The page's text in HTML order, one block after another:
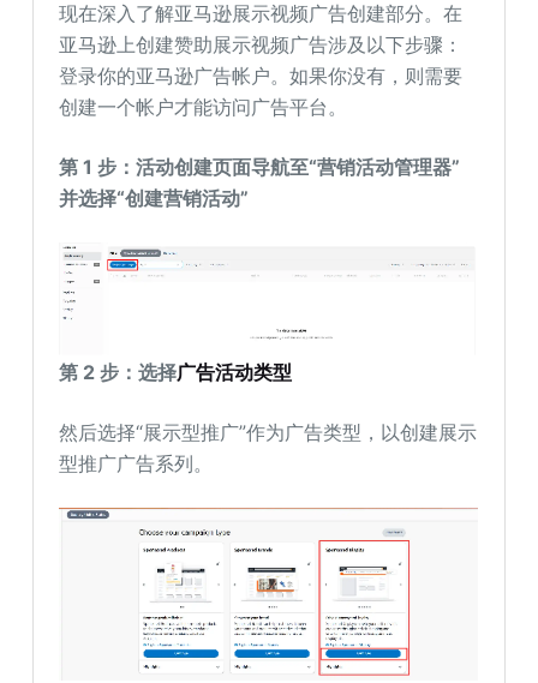
现在深入了解亚马逊展示视频广告创建部分。在
亚马逊上创建赞助展示视频广告涉及以下步骤：
登录你的亚马逊广告帐户。如果你没有，则需要
创建一个帐户才能访问广告平台。
第 1 步：活动创建页面导航至“营销活动管理器”
并选择“创建营销活动”
第 2 步：选择广告活动类型
然后选择“展示型推广”作为广告类型，以创建展示
型推广广告系列。